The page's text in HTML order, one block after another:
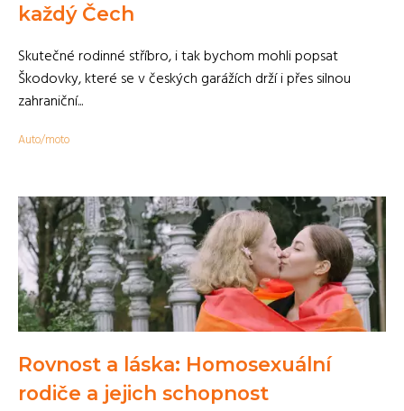
každý Čech
Skutečné rodinné stříbro, i tak bychom mohli popsat
Škodovky, které se v českých garážích drží i přes silnou
zahraniční...
Auto/moto
Rovnost a láska: Homosexuální
rodiče a jejich schopnost